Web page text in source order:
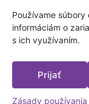
Používame
informáciám o
s ich využívaním.
Prijať
Zásady
akreditované
Fakturačná
Sereď, Slovensko
Platobné